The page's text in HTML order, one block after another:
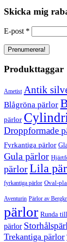
Skicka mig
E-post *
Produkttaggar
Ametist Antik
Blågröna pärlor
pärlor
Droppformade
Fyrkantiga pärlor
Gula pärlor
pärlorLila
fyrkantiga pärlor Oval-
Aventurin Pärlor av
pärlor Runda
pärlor
Trekantiga pärlor